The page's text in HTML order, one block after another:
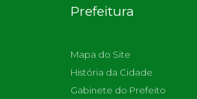
Prefeitura
Mapa do Site
História da Cidade
Gabinete do Prefeito